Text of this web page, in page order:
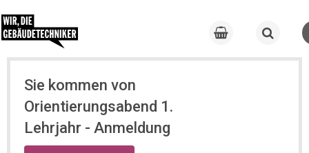
Sie kommen von
Orientierungsabend 1.
Lehrjahr - Anmeldung